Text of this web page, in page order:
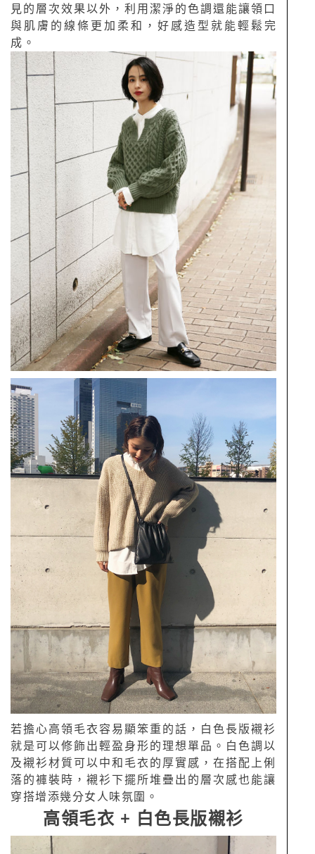
見的層次效果以外，利用潔淨的色調還能讓領口
與肌膚的線條更加柔和，好感造型就能輕鬆完
成。
若擔心高領毛衣容易顯笨重的話，白色長版襯衫
就是可以修飾出輕盈身形的理想單品。白色調以
及襯衫材質可以中和毛衣的厚實感，在搭配上俐
落的褲裝時，襯衫下擺所堆疊出的層次感也能讓
穿搭增添幾分女人味氛圍。
高領毛衣 + 白色長版襯衫